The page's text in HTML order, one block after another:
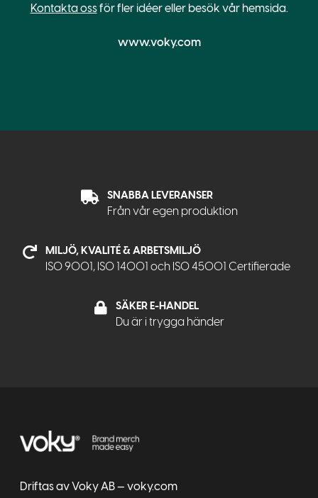
Kontakta ossför fler idéer eller besök vår hemsida.
www.voky.com
SNABBA LEVERANSER
Från vår egen produktion
MILJÖ, KVALITÉ & ARBETSMILJÖ
ISO 9001, ISO 14001 och ISO 45001 Certifierade
SÄKER E-HANDEL
Du är i trygga händer
Driftas av Voky AB — voky.com